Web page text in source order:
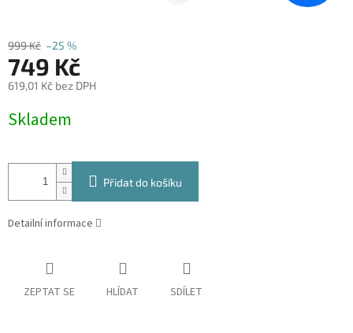
999 Kč –25 %
749 Kč
619,01 Kč bez DPH
cena:
Skladem
Přidat do košíku
Detailní informace
ZEPTAT SE HLÍDAT SDÍLET